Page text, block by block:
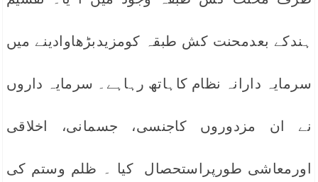
ہندکے بعدمحنت کش طبقہ کومزیدبڑھاوادینے میں
سرمایہ دارانہ نظام کاہاتھ رہاہے۔ سرمایہ داروں
نے ان مزدوروں کاجنسی، جسمانی، اخلاقی
اورمعاشی طورپراستحصال کیا ۔ ظلم وستم کی